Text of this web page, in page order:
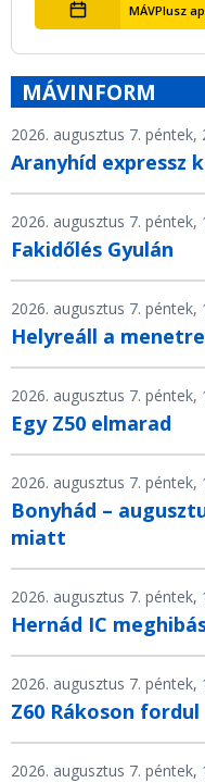
MÁVPlusz
MÁVINFORM
2026. augusztus 7. péntek,
Aranyhíd expressz
2026. augusztus 7. péntek,
Fakidőlés Gyulán
2026. augusztus 7. péntek,
Helyreáll a
2026. augusztus 7. péntek,
Egy Z50 elmarad
2026. augusztus 7. péntek,
Bonyhád –
miatt
2026. augusztus 7. péntek,
Hernád IC
2026. augusztus 7. péntek,
Z60 Rákoson fordul
2026. augusztus 7. péntek,